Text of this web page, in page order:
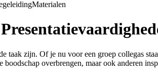
Materialen
taak zijn. Of je nu voor een groep collegas
boodschap overbrengen, maar ook anderen